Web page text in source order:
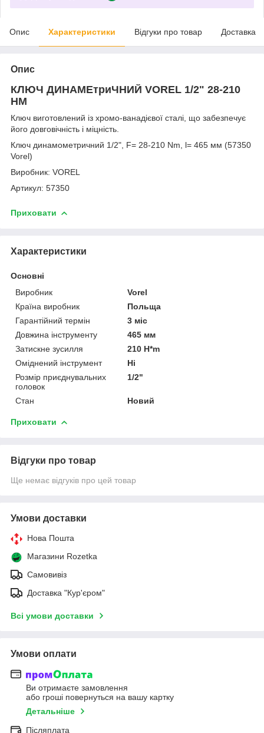
Опис Характеристики Відгуки про товар Доставка
Опис
КЛЮЧ ДИНАМЕтриЧНИЙ VOREL 1/2" 28-210
НМ
Ключ виготовлений із хромо-ванадієвої сталі, що забезпечує
його довговічність і міцність.
Ключ динамометричний 1/2", F= 28-210 Nm, l= 465 мм (57350
Vorel)
Виробник: VOREL
Артикул: 57350
Приховати
Характеристики
Основні
Виробник
Vorel
Країна виробник
Польща
Гарантійний термін
3 міс
Довжина інструменту
465 мм
Затискне зусилля
210 H*m
Оміднений інструмент
Ні
Розмір приєднувальних
головок
1/2"
Стан Новий
Приховати
Відгуки про товар
Ще немає відгуків про цей товар
Умови доставки
Нова Пошта
Магазини Rozetka
Самовивіз
Доставка "Кур'єром"
Всі умови доставки
Умови оплати
Ви отримаєте замовлення
або гроші повернуться на вашу картку
Детальніше
Післяплата